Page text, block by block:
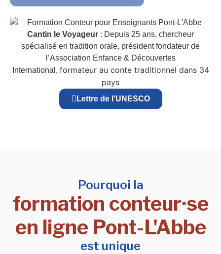
Cantin le Voyageur : Depuis 25 ans, chercheur
spécialisé en tradition orale, président fondateur de
l’Association Enfance & Découvertes
International, formateur au conte traditionnel dans 34
pays
Lettre de l'UNESCO
Pourquoi la
formation conteur·se
en ligne Pont-L'Abbe
est unique